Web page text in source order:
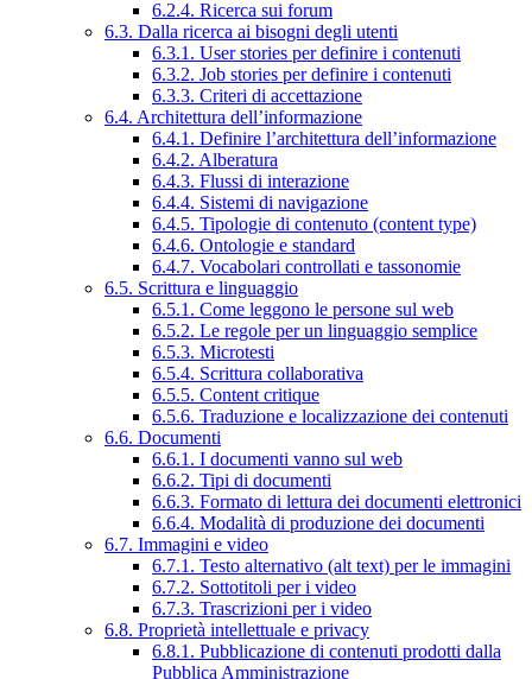
6.2.4. Ricerca sui forum
6.3. Dalla ricerca ai bisogni degli utenti
6.3.1. User stories per definire i contenuti
6.3.2. Job stories per definire i contenuti
6.3.3. Criteri di accettazione
6.4. Architettura dell’informazione
6.4.1. Definire l’architettura dell’informazione
6.4.2. Alberatura
6.4.3. Flussi di interazione
6.4.4. Sistemi di navigazione
6.4.5. Tipologie di contenuto (content type)
6.4.6. Ontologie e standard
6.4.7. Vocabolari controllati e tassonomie
6.5. Scrittura e linguaggio
6.5.1. Come leggono le persone sul web
6.5.2. Le regole per un linguaggio semplice
6.5.3. Microtesti
6.5.4. Scrittura collaborativa
6.5.5. Content critique
6.5.6. Traduzione e localizzazione dei contenuti
6.6. Documenti
6.6.1. I documenti vanno sul web
6.6.2. Tipi di documenti
6.6.3. Formato di lettura dei documenti elettronici
6.6.4. Modalità di produzione dei documenti
6.7. Immagini e video
6.7.1. Testo alternativo (alt text) per le immagini
6.7.2. Sottotitoli per i video
6.7.3. Trascrizioni per i video
6.8. Proprietà intellettuale e privacy
6.8.1. Pubblicazione di contenuti prodotti dalla
Pubblica Amministrazione